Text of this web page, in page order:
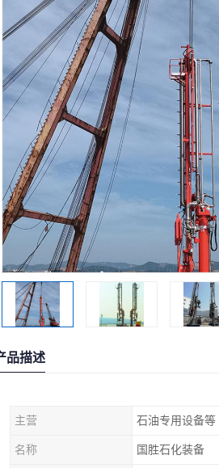
品描述
主营 石油专用设备等
名称 国胜石化装备